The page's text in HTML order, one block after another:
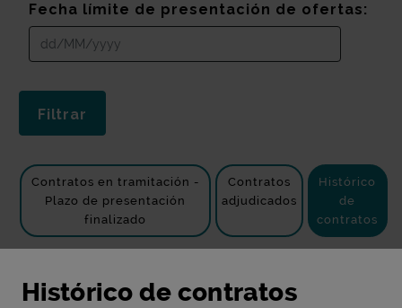
Fecha límite de presentación de ofertas:
Contratos en tramitación -
Plazo de presentación
finalizado
Contratos
adjudicados
Histórico
de
contratos
Histórico de contratos